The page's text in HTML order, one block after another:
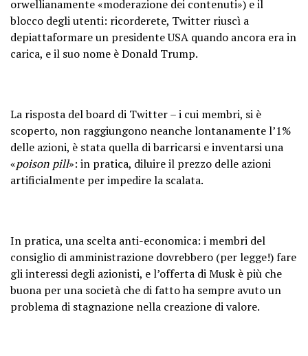
orwellianamente «moderazione dei contenuti») e il
blocco degli utenti: ricorderete, Twitter riuscì a
depiattaformare un presidente USA quando ancora era in
carica, e il suo nome è Donald Trump.
La risposta del board di Twitter – i cui membri, si è
scoperto, non raggiungono neanche lontanamente l’1%
delle azioni, è stata quella di barricarsi e inventarsi una
«poison pill»: in pratica, diluire il prezzo delle azioni
artificialmente per impedire la scalata.
In pratica, una scelta anti-economica: i membri del
consiglio di amministrazione dovrebbero (per legge!) fare
gli interessi degli azionisti, e l’offerta di Musk è più che
buona per una società che di fatto ha sempre avuto un
problema di stagnazione nella creazione di valore.